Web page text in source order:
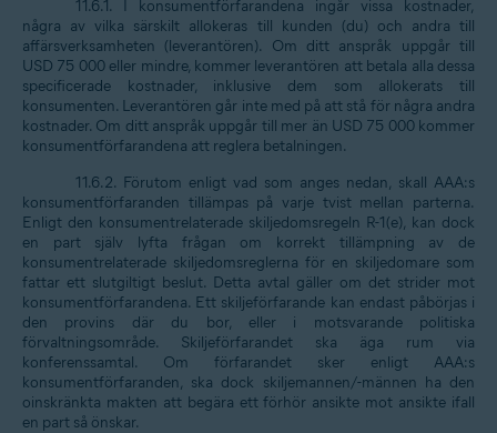
11.6.1. I konsumentförfarandena ingår vissa kostnader,
några av vilka särskilt allokeras till kunden (du) och andra till
affärsverksamheten (leverantören). Om ditt anspråk uppgår till
USD 75 000 eller mindre, kommer leverantören att betala alla dessa
specificerade kostnader, inklusive dem som allokerats till
konsumenten. Leverantören går inte med på att stå för några andra
kostnader. Om ditt anspråk uppgår till mer än USD 75 000 kommer
konsumentförfarandena att reglera betalningen.
11.6.2. Förutom enligt vad som anges nedan, skall AAA:s
konsumentförfaranden tillämpas på varje tvist mellan parterna.
Enligt den konsumentrelaterade skiljedomsregeln R-1(e), kan dock
en part själv lyfta frågan om korrekt tillämpning av de
konsumentrelaterade skiljedomsreglerna för en skiljedomare som
fattar ett slutgiltigt beslut. Detta avtal gäller om det strider mot
konsumentförfarandena. Ett skiljeförfarande kan endast påbörjas i
den provins där du bor, eller i motsvarande politiska
förvaltningsområde. Skiljeförfarandet ska äga rum via
konferenssamtal. Om förfarandet sker enligt AAA:s
konsumentförfaranden, ska dock skiljemannen/-männen ha den
oinskränkta makten att begära ett förhör ansikte mot ansikte ifall
en part så önskar.